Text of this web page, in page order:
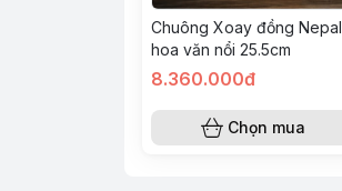
Chuông Xoay đồng Nepal
hoa văn nổi 25.5cm
8.360.000đ
Chọn mua